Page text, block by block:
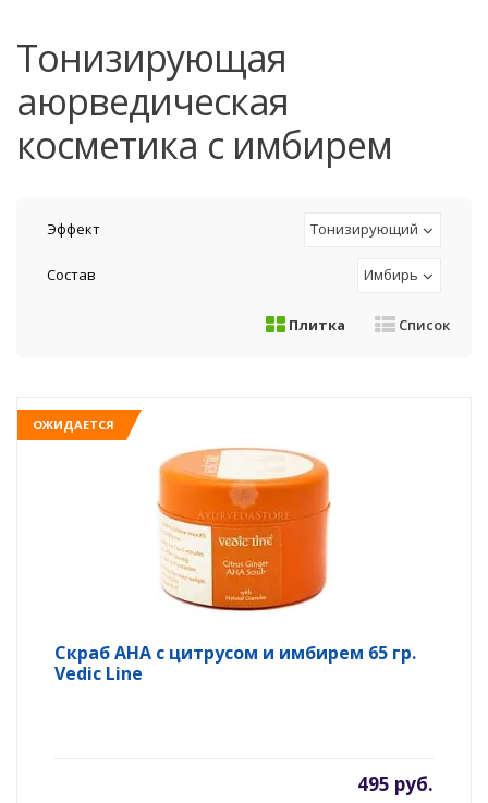
тонизирующая
аюрведическая
косметика с имбирем
Эффект Тонизирующий
Состав Имбирь
Плитка Список
ОЖИДАЕТСЯ
Скраб AНА с цитрусом и имбирем 65 гр.
Vedic Line
495 руб.